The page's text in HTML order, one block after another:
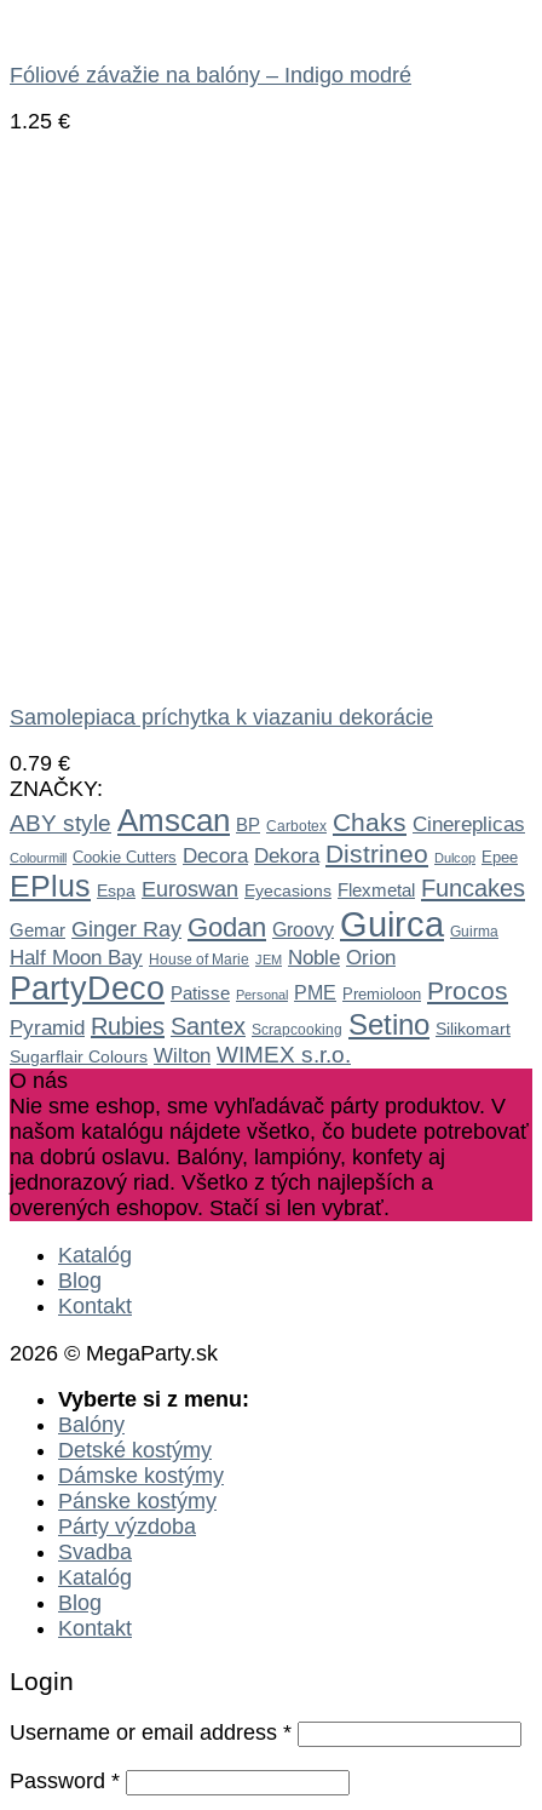
Fóliové závažie na balóny – Indigo modré
1.25 €
Samolepiaca príchytka k viazaniu dekorácie
0.79 €
ZNAČKY:
ABY style Amscan BP Carbotex Chaks Cinereplicas
Colourmill Cookie Cutters Decora Dekora Distrineo Dulcop Epee
EPlus Espa Euroswan Eyecasions Flexmetal Funcakes
Gemar Ginger Ray Godan Groovy Guirca Guirma
Half Moon Bay House of Marie JEM Noble Orion
PartyDeco Patisse Personal PME Premioloon Procos
Pyramid Rubies Santex Scrapcooking Setino Silikomart
Sugarflair Colours Wilton WIMEX s.r.o.
O nás
Nie sme eshop, sme vyhľadávač párty produktov. V
našom katalógu nájdete všetko, čo budete potrebovať
na dobrú oslavu. Balóny, lampióny, konfety aj
jednorazový riad. Všetko z tých najlepších a
overených eshopov. Stačí si len vybrať.
Katalóg
Blog
Kontakt
2026 © MegaParty.sk
Vyberte si z menu:
Balóny
Detské kostýmy
Dámske kostýmy
Pánske kostýmy
Párty výzdoba
Svadba
Katalóg
Blog
Kontakt
Login
Username or email address *
Password *